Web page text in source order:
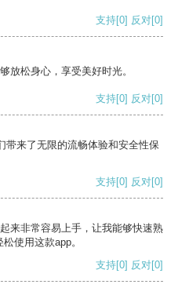
支持[0] 反对[0]
放松身心，享受美好时光。
支持[0] 反对[0]
带来了无限的流畅体验和安全性保
支持[0] 反对[0]
来非常容易上手，让我能够快速熟
使用这款app。
支持[0] 反对[0]